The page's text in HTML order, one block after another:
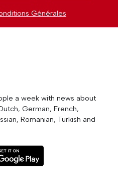
Générales
a week with news about
German, French,
Romanian, Turkish and